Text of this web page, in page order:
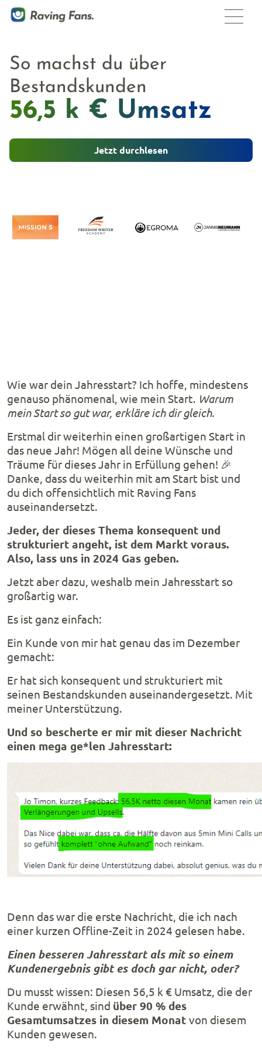
So machst du über
Bestandskunden
56,5 k € Umsatz
Jetzt durchlesen
Wie war dein Jahresstart? Ich hoffe, mindestens
genauso phänomenal, wie mein Start. Warum
mein Start so gut war, erkläre ich dir gleich.
Erstmal dir weiterhin einen großartigen Start in
das neue Jahr! Mögen all deine Wünsche und
Träume für dieses Jahr in Erfüllung gehen! 🎉
Danke, dass du weiterhin mit am Start bist und
du dich offensichtlich mit Raving Fans
auseinandersetzt.
Jeder, der dieses Thema konsequent und
strukturiert angeht, ist dem Markt voraus.
Also, lass uns in 2024 Gas geben.
Jetzt aber dazu, weshalb mein Jahresstart so
großartig war.
Es ist ganz einfach:
Ein Kunde von mir hat genau das im Dezember
gemacht:
Er hat sich konsequent und strukturiert mit
seinen Bestandskunden auseinandergesetzt. Mit
meiner Unterstützung.
Und so bescherte er mir mit dieser Nachricht
einen mega ge*len Jahresstart:
Denn das war die erste Nachricht, die ich nach
einer kurzen Offline-Zeit in 2024 gelesen habe.
Einen besseren Jahresstart als mit so einem
Kundenergebnis gibt es doch gar nicht, oder?
Du musst wissen: Diesen 56,5 k € Umsatz, die der
Kunde erwähnt, sind über 90 % des
Gesamtumsatzes in diesem Monat von diesem
Kunden gewesen.